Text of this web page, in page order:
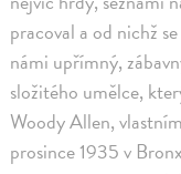
pracoval a od nichž
námi upřímný,
složitého umělce,
Woody Allen,
prosince 1935 v